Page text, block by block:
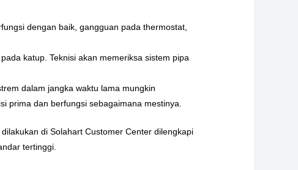
dengan baik, gangguan pada thermostat,
katup. Teknisi akan memeriksa sistem pipa
dalam jangka waktu lama mungkin
prima dan berfungsi sebagaimana mestinya.
di Solahart Customer Center dilengkapi
tertinggi.